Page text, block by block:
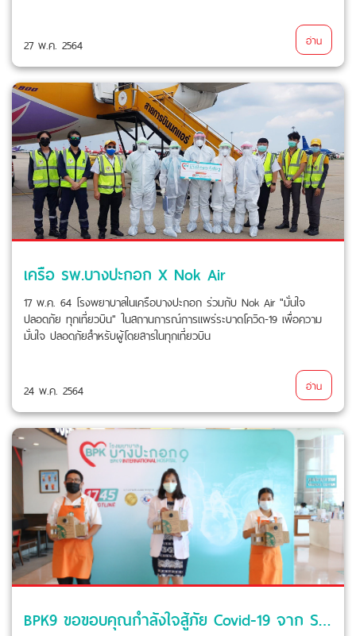
27 พ.ค. 2564 อ่าน
เครือ รพ.บางปะกอก X Nok Air
17 พ.ค. 64 โรงพยาบาลในเครือบางปะกอก ร่วมกับ Nok Air "มั่นใจ
ปลอดภัย ทุกเที่ยวบิน" ในสถานการณ์การแพร่ระบาดโควิด-19 เพื่อความ
มั่นใจ ปลอดภัยสำหรับผู้โดยสารในทุกเที่ยวบิน
24 พ.ค. 2564 อ่าน
BPK9 ขอขอบคุณกำลังใจสู้ภัย Covid-19 จาก Starbucks